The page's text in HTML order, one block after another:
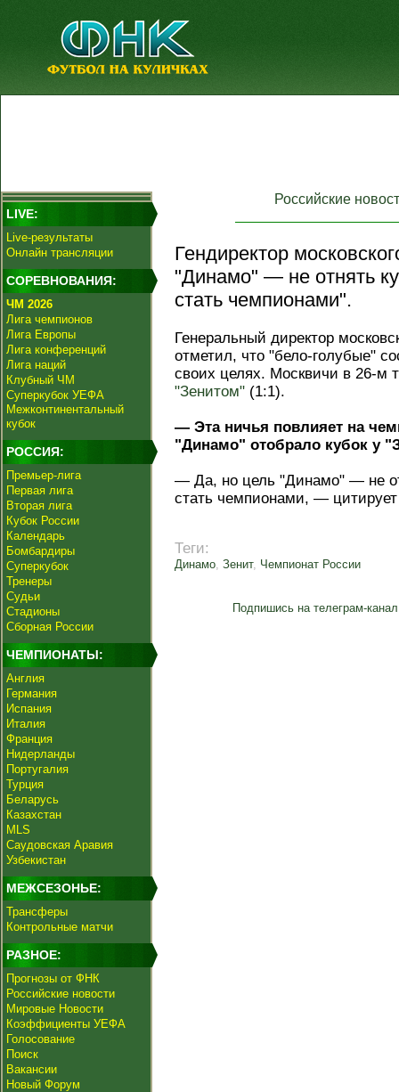
LIVE:
Live-результаты
Онлайн трансляции
СОРЕВНОВАНИЯ:
ЧМ 2026
Лига чемпионов
Лига Европы
Лига конференций
Лига наций
Клубный ЧМ
Суперкубок УЕФА
Межконтинентальный
кубок
РОССИЯ:
Премьер-лига
Первая лига
Вторая лига
Кубок России
Календарь
Бомбардиры
Суперкубок
Тренеры
Судьи
Стадионы
Сборная России
ЧЕМПИОНАТЫ:
Англия
Германия
Испания
Италия
Франция
Нидерланды
Португалия
Турция
Беларусь
Казахстан
MLS
Саудовская Аравия
Узбекистан
МЕЖСЕЗОНЬЕ:
Трансферы
Контрольные матчи
РАЗНОЕ:
Прогнозы от ФНК
Российские новости
Мировые Новости
Коэффициенты УЕФА
Голосование
Поиск
Вакансии
Новый Форум
Российские
Гендиректор
"Динамо" — не отнять
стать чемпионами".
Генеральный директор
отметил, что "бело-голубые"
своих целях. Москвичи в 26-м
"Зенитом" (1:1).
— Эта ничья повлияет на
"Динамо" отобрало кубок у
— Да, но цель "Динамо" — не
стать чемпионами, —
Теги:
Динамо, Зенит, Чемпионат России
Подпишись на телеграм-